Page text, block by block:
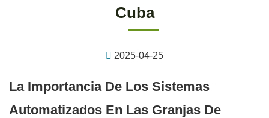
Cuba
2025-04-25
La Importancia De Los Sistemas
Automatizados En Las Granjas De